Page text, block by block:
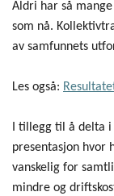
Aldri har så
som nå.
av samfunnets
Les også:
I tillegg til å delta
presentasjon hvor
vanskelig for
mindre og